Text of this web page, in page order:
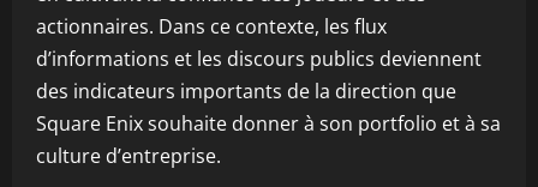
actionnaires. Dans ce contexte, les flux
d’informations et les discours publics deviennent
des indicateurs importants de la direction que
Square Enix souhaite donner à son portfolio et à sa
culture d’entreprise.